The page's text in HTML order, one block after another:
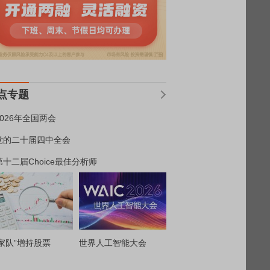
专题
年全国两会
的二十届四中全会
十二届Choice最佳分析师
队”增持股票 世界人工智能大会